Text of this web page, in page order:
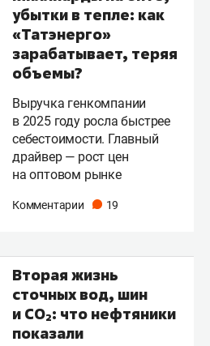
убытки в тепле: как
«Татэнерго»
зарабатывает, теряя
объемы?
Выручка генкомпании
в 2025 году росла быстрее
себестоимости. Главный
драйвер — рост цен
на оптовом рынке
Комментарии 19
Вторая жизнь
сточных вод, шин
и СО₂: что нефтяники
показали